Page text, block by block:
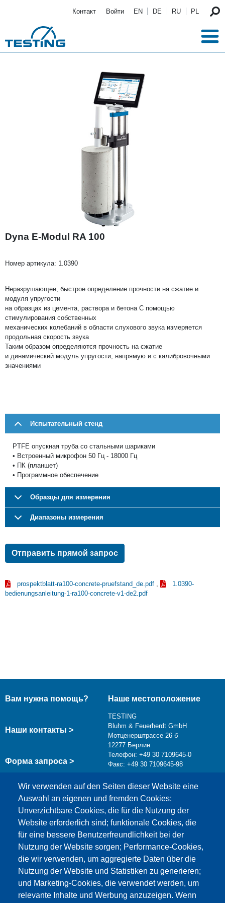
Контакт Войти EN DE RU PL
Dyna E-Modul RA 100
Номер артикула: 1.0390
Неразрушающее, быстрое определение прочности на сжатие и
модуля упругости
на образцах из цемента, раствора и бетона С помощью
стимулирования собственных
механических колебаний в области слухового звука измеряется
продольная скорость звука
Таким образом определяются прочность на сжатие
и динамический модуль упругости, напрямую и с калибровочными
значениями
Испытательный стенд
PTFE опускная труба со стальными шариками
• Встроенный микрофон 50 Гц - 18000 Гц
• ПК (планшет)
• Программное обеспечение
Образцы для измерения
Диапазоны измерения
Отправить прямой запрос
prospektblatt-ra100-concrete-pruefstand_de.pdf
1.0390-
bedienungsanleitung-1-ra100-concrete-v1-de2.pdf
Wir verwenden auf den Seiten dieser Website eine
Auswahl an eigenen und fremden Cookies:
Unverzichtbare Cookies, die für die Nutzung der
Website erforderlich sind; funktionale Cookies, die
für eine bessere Benutzerfreundlichkeit bei der
Nutzung der Website sorgen; Performance-Cookies,
die wir verwenden, um aggregierte Daten über die
Nutzung der Website und Statistiken zu generieren;
und Marketing-Cookies, die verwendet werden, um
relevante Inhalte und Werbung anzuzeigen. Wenn
Вам нужна помощь?
Наши контакты >
Форма запроса >
Наше местоположение
TESTING
Bluhm & Feuerherdt GmbH
Мотценерштрассе 26 б
12277 Берлин
Телефон: +49 30 7109645-0
Факс: +49 30 7109645-98
info@testing.de
Этот материал заблокирован, потому что
файлы cookie Google Maps не были приняты.
НЕОБХОДИМО ПРИНЯТЬ ТОЛЬКО